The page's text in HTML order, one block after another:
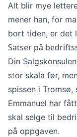
Alt blir mye
mener han, for
bort tiden, er det
Satser på
Din
stor skala før,
spissen i Tromsø,
Emmanuel har
skal selge til
på oppgaven.